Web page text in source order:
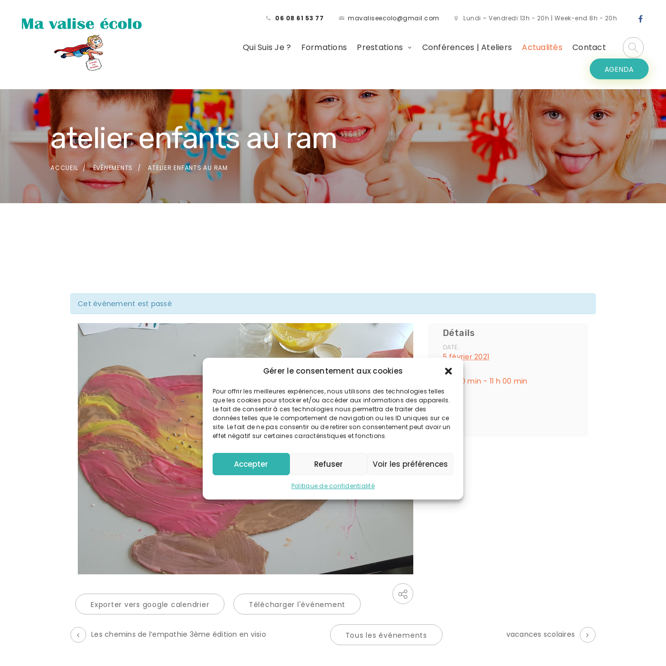
Gérer le consentement aux cookies
Pour offrir les meilleures expériences, nous utilisons des technologies telles
que les cookies pour stocker et/ou accéder aux informations des appareils.
Le fait de consentir à ces technologies nous permettra de traiter des
données telles que le comportement de navigation ou les ID uniques sur ce
site. Le fait de ne pas consentir ou de retirer son consentement peut avoir un
effet négatif sur certaines caractéristiques et fonctions.
Accepter Refuser Voir les préférences
Politique de confidentialité
06 08 61 53 77 mavaliseecolo@gmail.com Lundi – Vendredi 13h - 20h | Week-end 8h - 20h
Qui Suis Je ? Formations Prestations Conférences | Ateliers Actualités Contact
AGENDA
atelier enfants au ram
ACCUEIL ÉVÈNEMENTS ATELIER ENFANTS AU RAM
Cet évènement est passé
Exporter vers google calendrier Télécharger l'événement
Détails
DATE:
5 février 2021
HEURE :
9 h 00 min - 11 h 00 min
Lieu
Cissé
É
Les chemins de l’empathie 3ème édition en visio Tous les événements vacances scolaires